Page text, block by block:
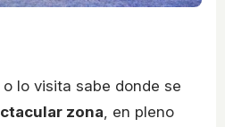
o lo visita sabe donde se
zona , en pleno